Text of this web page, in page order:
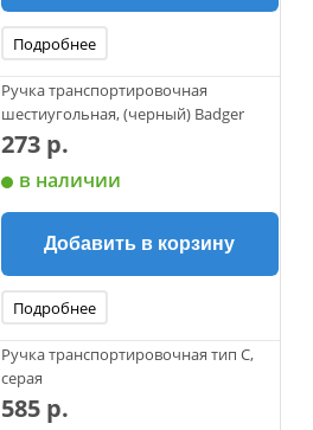
Подробнее
Ручка транспортировочная
шестиугольная, (черный) Badger
273 р.
в наличии
Добавить в корзину
Подробнее
Ручка транспортировочная тип С,
серая
585 р.